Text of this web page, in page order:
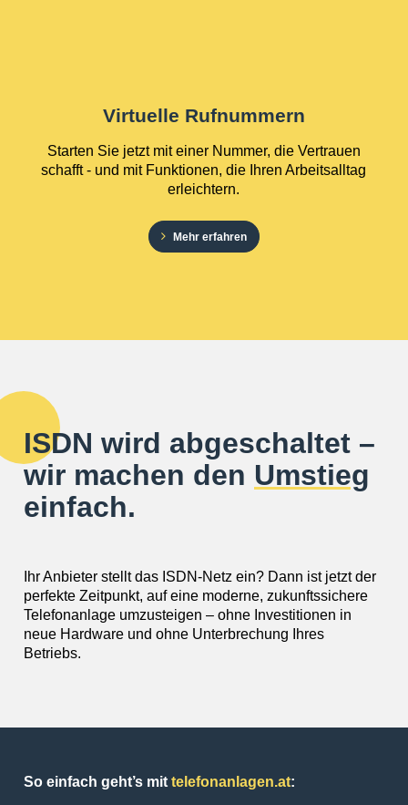
Virtuelle Rufnummern
Starten Sie jetzt mit einer Nummer, die Vertrauen
schafft - und mit Funktionen, die Ihren Arbeitsalltag
erleichtern.
Mehr erfahren
ISDN wird abgeschaltet –
wir machen den Umstieg
einfach.
Ihr Anbieter stellt das ISDN-Netz ein? Dann ist jetzt der
perfekte Zeitpunkt, auf eine moderne, zukunftssichere
Telefonanlage umzusteigen – ohne Investitionen in
neue Hardware und ohne Unterbrechung Ihres
Betriebs.
So einfach geht’s mit telefonanlagen.at: